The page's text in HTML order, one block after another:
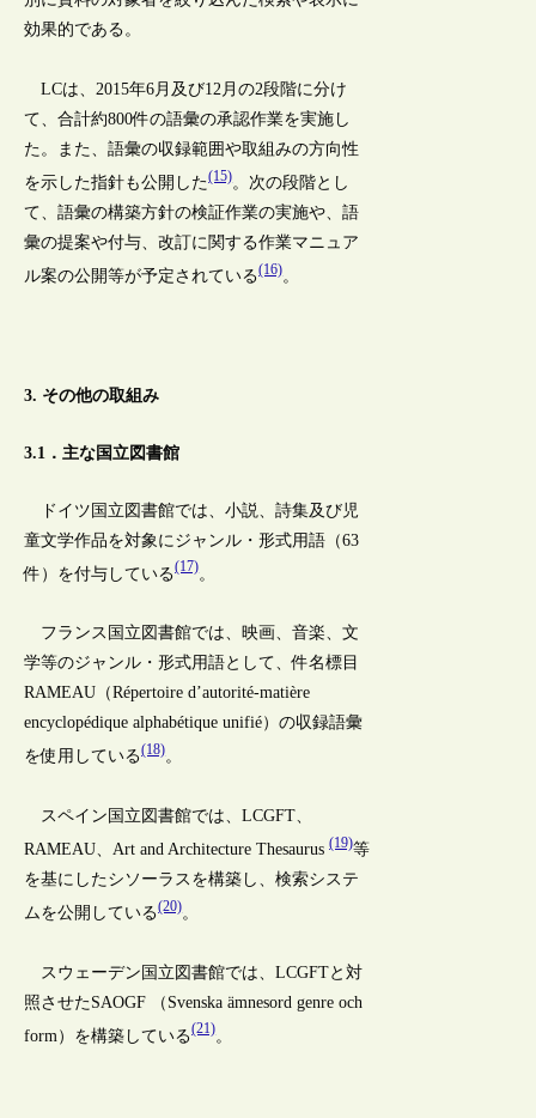
効果的である。
LCは、2015年6月及び12月の2段階に分け
て、合計約800件の語彙の承認作業を実施し
た。また、語彙の収録範囲や取組みの方向性
を示した指針も公開した(15)。次の段階とし
て、語彙の構築方針の検証作業の実施や、語
彙の提案や付与、改訂に関する作業マニュア
ル案の公開等が予定されている(16)。
3. その他の取組み
3.1．主な国立図書館
ドイツ国立図書館では、小説、詩集及び児
童文学作品を対象にジャンル・形式用語（63
件）を付与している(17)。
フランス国立図書館では、映画、音楽、文
学等のジャンル・形式用語として、件名標目
RAMEAU（Répertoire d’autorité-matière
encyclopédique alphabétique unifié）の収録語彙
を使用している(18)。
スペイン国立図書館では、LCGFT、
RAMEAU、Art and Architecture Thesaurus(19)等
を基にしたシソーラスを構築し、検索システ
ムを公開している(20)。
スウェーデン国立図書館では、LCGFTと対
照させたSAOGF （Svenska ämnesord genre och
form）を構築している(21)。